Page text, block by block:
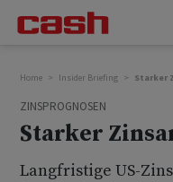
Home Insider Briefing Starker
ZINSPROGNOSEN
Starker
Langfristige US-